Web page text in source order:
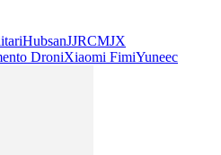
HubsanJJRCMJX
DroniXiaomi FimiYuneec